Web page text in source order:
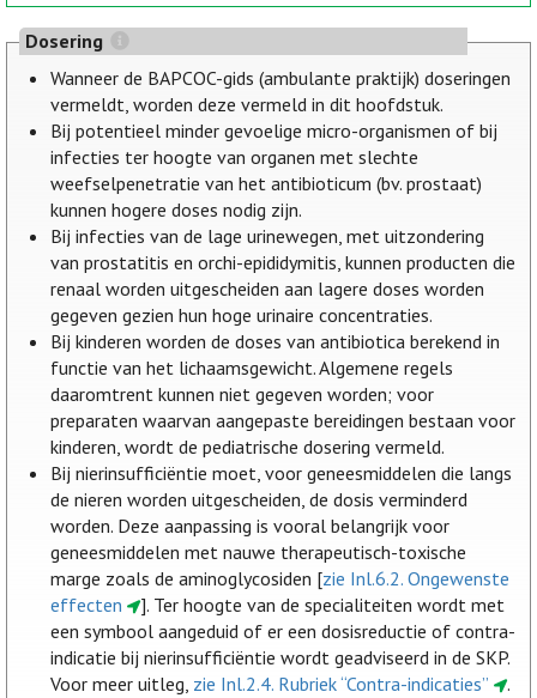
Dosering
Wanneer de BAPCOC-gids (ambulante praktijk) doseringen
vermeldt, worden deze vermeld in dit hoofdstuk.
Bij potentieel minder gevoelige micro-organismen of bij
infecties ter hoogte van organen met slechte
weefselpenetratie van het antibioticum (bv. prostaat)
kunnen hogere doses nodig zijn.
Bij infecties van de lage urinewegen, met uitzondering
van prostatitis en orchi-epididymitis, kunnen producten die
renaal worden uitgescheiden aan lagere doses worden
gegeven gezien hun hoge urinaire concentraties.
Bij kinderen worden de doses van antibiotica berekend in
functie van het lichaamsgewicht. Algemene regels
daaromtrent kunnen niet gegeven worden; voor
preparaten waarvan aangepaste bereidingen bestaan voor
kinderen, wordt de pediatrische dosering vermeld.
Bij nierinsufficiëntie moet, voor geneesmiddelen die langs
de nieren worden uitgescheiden, de dosis verminderd
worden. Deze aanpassing is vooral belangrijk voor
geneesmiddelen met nauwe therapeutisch-toxische
marge zoals de aminoglycosiden [zie Inl.6.2. Ongewenste
effecten
]. Ter hoogte van de specialiteiten wordt met
een symbool aangeduid of er een dosisreductie of contra-
indicatie bij nierinsufficiëntie wordt geadviseerd in de SKP.
Voor meer uitleg, zie Inl.2.4. Rubriek “Contra-indicaties”
.